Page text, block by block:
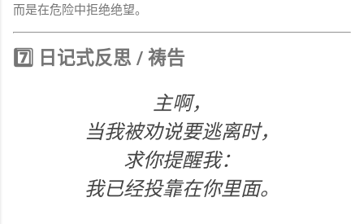
而是在危险中拒绝绝望。
7️⃣ 日记式反思 / 祷告
主啊，
当我被劝说要逃离时，
求你提醒我：
我已经投靠在你里面。